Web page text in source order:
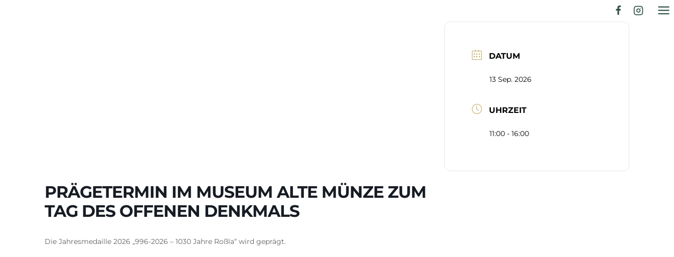
PRÄGETERMIN IM MUSEUM ALTE MÜNZE ZUM
TAG DES OFFENEN DENKMALS
Die Jahresmedaille 2026 „996-2026 – 1030 Jahre Roßla“ wird geprägt.
DATUM
13 Sep. 2026
UHRZEIT
11:00 - 16:00